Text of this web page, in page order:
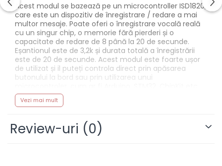
Acest modul se bazează pe un microcontroller ISD1820,
care este un dispozitiv de înregistrare / redare a mai
multor mesaje. Poate oferi o înregistrare vocală reală
cu un singur chip, o memorie fără pierderi și o
capacitate de redare de 8 până la 20 de secunde.
Eșantionul este de 3,2k și durata totală a înregistrării
este de 20 de secunde. Acest modul este foarte ușor
de utilizat și il puteți controla direct prin apăsarea
butonului la bord sau prin utilizarea unui
De aici puteți controla cu ușurință înregistrarea,
redarea, repetarea și așa mai departe.
Tensiune de alimentare: 2.4V - 5.5V
Vezi mai mult
Review-uri (0)